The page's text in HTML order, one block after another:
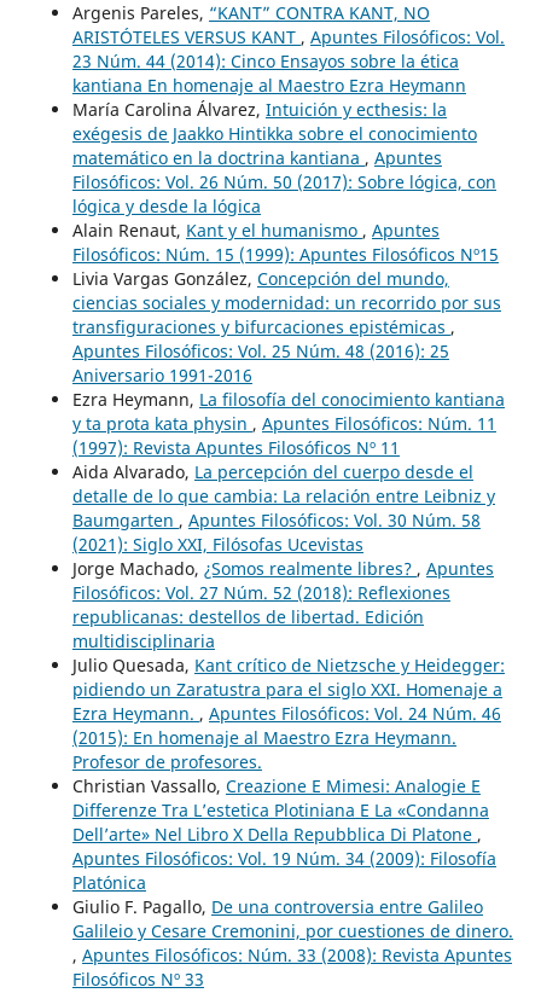
Argenis Pareles, “KANT” CONTRA KANT, NO
ARISTÓTELES VERSUS KANT , Apuntes Filosóficos: Vol.
23 Núm. 44 (2014): Cinco Ensayos sobre la ética
kantiana En homenaje al Maestro Ezra Heymann
María Carolina Álvarez, Intuición y ecthesis: la
exégesis de Jaakko Hintikka sobre el conocimiento
matemático en la doctrina kantiana , Apuntes
Filosóficos: Vol. 26 Núm. 50 (2017): Sobre lógica, con
lógica y desde la lógica
Alain Renaut, Kant y el humanismo , Apuntes
Filosóficos: Núm. 15 (1999): Apuntes Filosóficos Nº15
Livia Vargas González, Concepción del mundo,
ciencias sociales y modernidad: un recorrido por sus
transfiguraciones y bifurcaciones epistémicas ,
Apuntes Filosóficos: Vol. 25 Núm. 48 (2016): 25
Aniversario 1991-2016
Ezra Heymann, La filosofía del conocimiento kantiana
y ta prota kata physin , Apuntes Filosóficos: Núm. 11
(1997): Revista Apuntes Filosóficos Nº 11
Aida Alvarado, La percepción del cuerpo desde el
detalle de lo que cambia: La relación entre Leibniz y
Baumgarten , Apuntes Filosóficos: Vol. 30 Núm. 58
(2021): Siglo XXI, Filósofas Ucevistas
Jorge Machado, ¿Somos realmente libres? , Apuntes
Filosóficos: Vol. 27 Núm. 52 (2018): Reflexiones
republicanas: destellos de libertad. Edición
multidisciplinaria
Julio Quesada, Kant crítico de Nietzsche y Heidegger:
pidiendo un Zaratustra para el siglo XXI. Homenaje a
Ezra Heymann. , Apuntes Filosóficos: Vol. 24 Núm. 46
(2015): En homenaje al Maestro Ezra Heymann.
Profesor de profesores.
Christian Vassallo, Creazione E Mimesi: Analogie E
Differenze Tra L’estetica Plotiniana E La «Condanna
Dell’arte» Nel Libro X Della Repubblica Di Platone ,
Apuntes Filosóficos: Vol. 19 Núm. 34 (2009): Filosofía
Platónica
Giulio F. Pagallo, De una controversia entre Galileo
Galileio y Cesare Cremonini, por cuestiones de dinero.
, Apuntes Filosóficos: Núm. 33 (2008): Revista Apuntes
Filosóficos Nº 33